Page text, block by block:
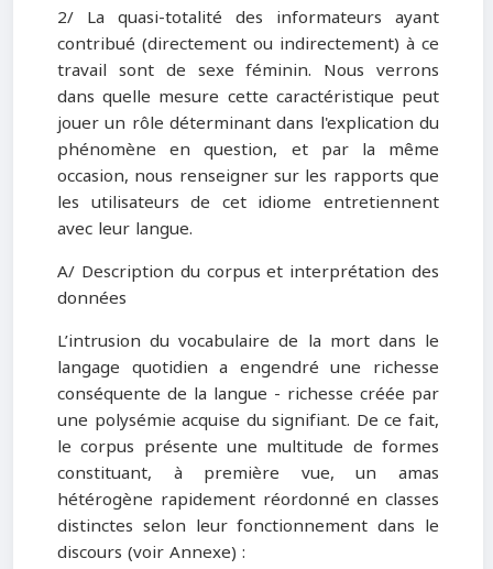
2/ La quasi-totalité des informateurs ayant
contribué (directement ou indirectement) à ce
travail sont de sexe féminin. Nous verrons
dans quelle mesure cette caractéristique peut
jouer un rôle déterminant dans l'explication du
phénomène en question, et par la même
occasion, nous renseigner sur les rapports que
les utilisateurs de cet idiome entretiennent
avec leur langue.
A/ Description du corpus et interprétation des
données
L’intrusion du vocabulaire de la mort dans le
langage quotidien a engendré une richesse
conséquente de la langue - richesse créée par
une polysémie acquise du signifiant. De ce fait,
le corpus présente une multitude de formes
constituant, à première vue, un amas
hétérogène rapidement réordonné en classes
distinctes selon leur fonctionnement dans le
discours (voir Annexe) :